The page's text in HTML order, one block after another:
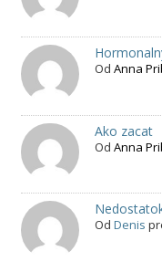
Od Anna
Ako zacat
Od Anna
Od Denis